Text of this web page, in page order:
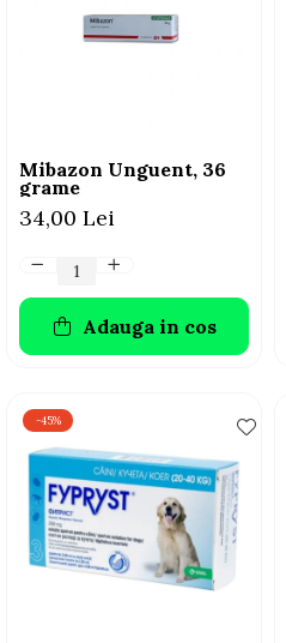
Mibazon Unguent, 36
grame
34,00 Lei
Adauga in cos
-45%